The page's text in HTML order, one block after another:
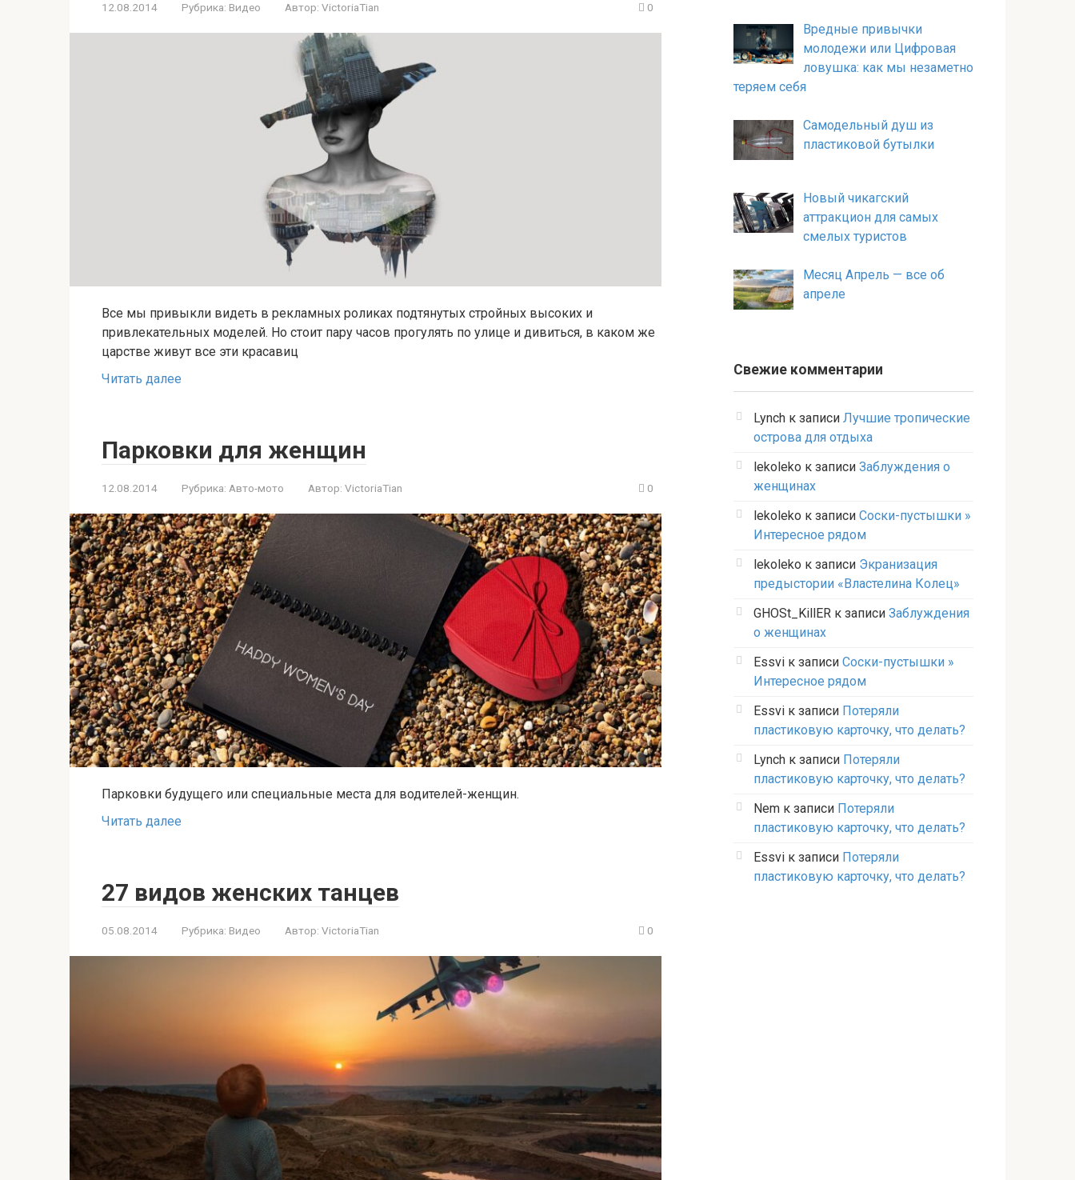
12.08.2014 Рубрика: Видео Автор: VictoriaTian 0
Все мы привыкли видеть в рекламных роликах подтянутых стройных высоких и
привлекательных моделей. Но стоит пару часов прогулять по улице и дивиться, в каком же
царстве живут все эти красавиц
Читать далее
Парковки для женщин
12.08.2014 Рубрика: Авто-мото Автор: VictoriaTian 0
Парковки будущего или специальные места для водителей-женщин.
Читать далее
27 видов женских танцев
05.08.2014 Рубрика: Видео Автор: VictoriaTian 0
Вредные привычки
молодежи или Цифровая
ловушка: как мы незаметно
теряем себя
Самодельный душ из
пластиковой бутылки
Новый чикагский
аттракцион для самых
смелых туристов
Месяц Апрель — все об
апреле
Свежие комментарии
Lynch к записи Лучшие тропические
острова для отдыха
lekoleko к записи Заблуждения о
женщинах
lekoleko к записи Соски-пустышки »
Интересное рядом
lekoleko к записи Экранизация
предыстории «Властелина Колец»
GHOSt_KillER к записи Заблуждения
о женщинах
Essvi к записи Соски-пустышки »
Интересное рядом
Essvi к записи Потеряли
пластиковую карточку, что делать?
Lynch к записи Потеряли
пластиковую карточку, что делать?
Nem к записи Потеряли
пластиковую карточку, что делать?
Essvi к записи Потеряли
пластиковую карточку, что делать?